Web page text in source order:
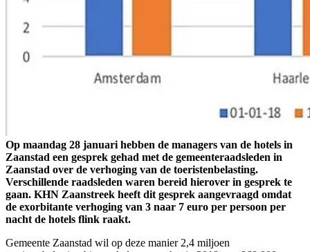
Op maandag 28 januari hebben de managers van de hotels in
Zaanstad een gesprek gehad met de gemeenteraadsleden in
Zaanstad over de verhoging van de toeristenbelasting.
Verschillende raadsleden waren bereid hierover in gesprek te
gaan. KHN Zaanstreek heeft dit gesprek aangevraagd omdat
de exorbitante verhoging van 3 naar 7 euro per persoon per
nacht de hotels flink raakt.
Gemeente Zaanstad wil op deze manier 2,4 miljoen